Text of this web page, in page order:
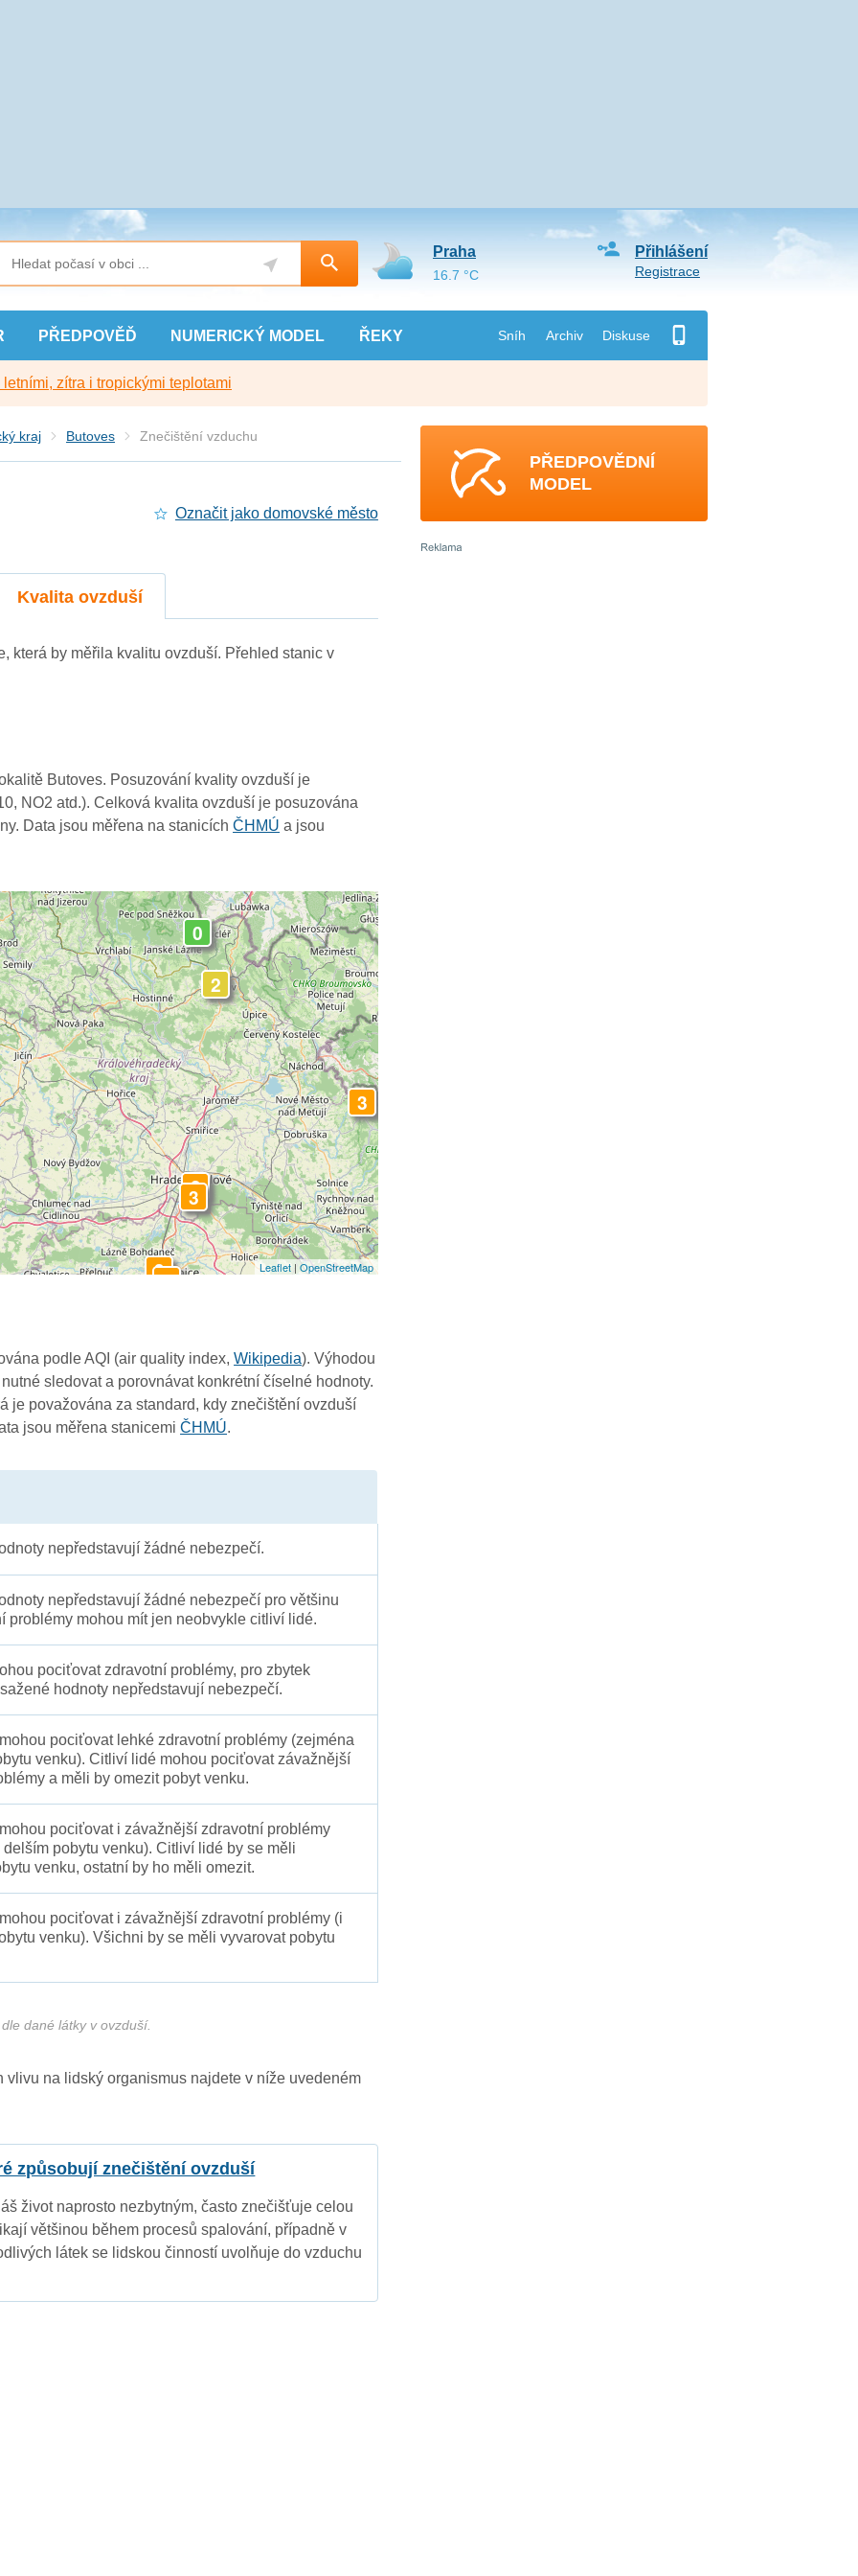
PŘEDPOVĚĎ NUMERICKÝ MODEL ŘEKY Sníh Archiv Diskuse
Přihlášení
Registrace
Praha
16.7 °C
zítra i tropickými teplotami
kraj Butoves Znečištění vzduchu
Označit jako domovské město
Kvalita ovzduší
která by měřila kvalitu ovzduší. Přehled stanic v
Butoves. Posuzování kvality ovzduší je
NO2 atd.). Celková kvalita ovzduší je posuzována
Data jsou měřena na stanicíchČHMÚ a jsou
2
3
33
0
3
3
Leaflet| OpenStreetMap
podle AQI (air quality index,Wikipedia). Výhodou
sledovat a porovnávat konkrétní číselné hodnoty.
je považována za standard, kdy znečištění ovzduší
jsou měřena stanicemiČHMÚ.
nepředstavují žádné nebezpečí.
nepředstavují žádné nebezpečí pro většinu
problémy mohou mít jen neobvykle citliví lidé.
pociťovat zdravotní problémy, pro zbytek
hodnoty nepředstavují nebezpečí.
pociťovat lehké zdravotní problémy (zejména
venku). Citliví lidé mohou pociťovat závažnější
a měli by omezit pobyt venku.
pociťovat i závažnější zdravotní problémy
delším pobytu venku). Citliví lidé by se měli
venku, ostatní by ho měli omezit.
pociťovat i závažnější zdravotní problémy (i
venku). Všichni by se měli vyvarovat pobytu
dané látky v ovzduší.
vlivu na lidský organismus najdete v níže uvedeném
způsobují znečištění ovzduší
život naprosto nezbytným, často znečišťuje celou
většinou během procesů spalování, případně v
látek se lidskou činností uvolňuje do vzduchu
PŘEDPOVĚDNÍ
MODEL